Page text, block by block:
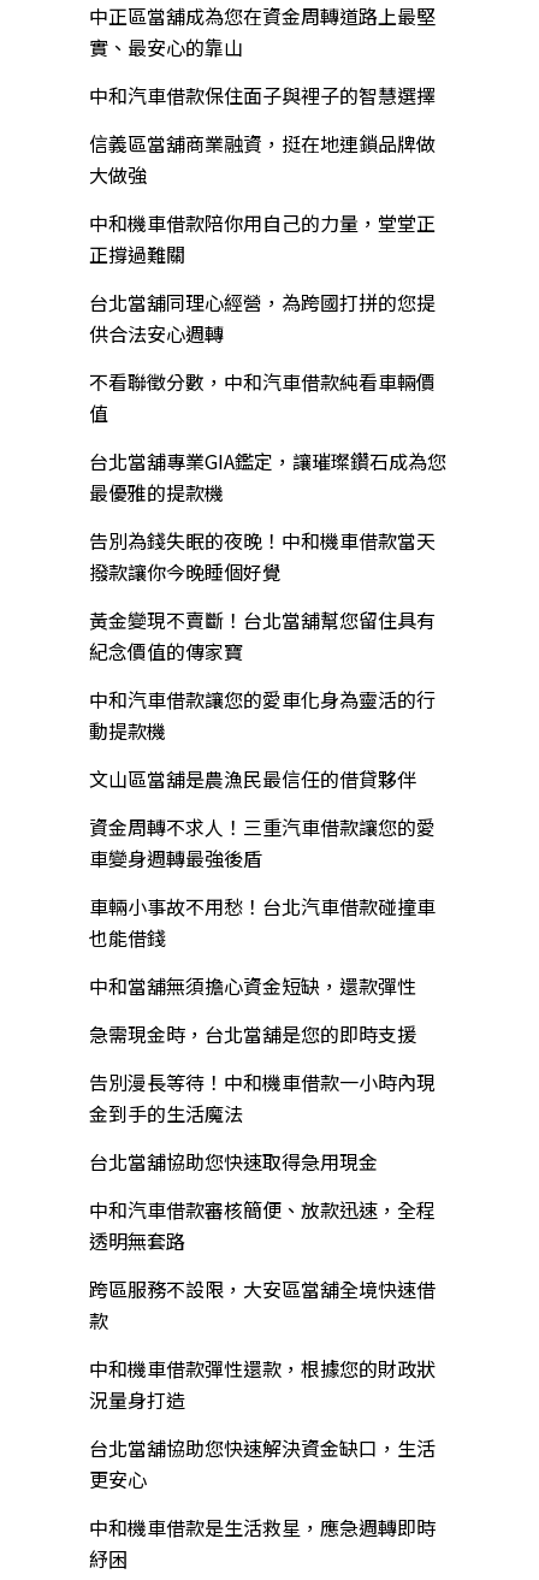
中正區當舖成為您在資金周轉道路上最堅
實、最安心的靠山
中和汽車借款保住面子與裡子的智慧選擇
信義區當舖商業融資，挺在地連鎖品牌做
大做強
中和機車借款陪你用自己的力量，堂堂正
正撐過難關
台北當舖同理心經營，為跨國打拼的您提
供合法安心週轉
不看聯徵分數，中和汽車借款純看車輛價
值
台北當舖專業GIA鑑定，讓璀璨鑽石成為您
最優雅的提款機
告別為錢失眠的夜晚！中和機車借款當天
撥款讓你今晚睡個好覺
黃金變現不賣斷！台北當舖幫您留住具有
紀念價值的傳家寶
中和汽車借款讓您的愛車化身為靈活的行
動提款機
文山區當舖是農漁民最信任的借貸夥伴
資金周轉不求人！三重汽車借款讓您的愛
車變身週轉最強後盾
車輛小事故不用愁！台北汽車借款碰撞車
也能借錢
中和當舖無須擔心資金短缺，還款彈性
急需現金時，台北當舖是您的即時支援
告別漫長等待！中和機車借款一小時內現
金到手的生活魔法
台北當舖協助您快速取得急用現金
中和汽車借款審核簡便、放款迅速，全程
透明無套路
跨區服務不設限，大安區當舖全境快速借
款
中和機車借款彈性還款，根據您的財政狀
況量身打造
台北當舖協助您快速解決資金缺口，生活
更安心
中和機車借款是生活救星，應急週轉即時
紓困